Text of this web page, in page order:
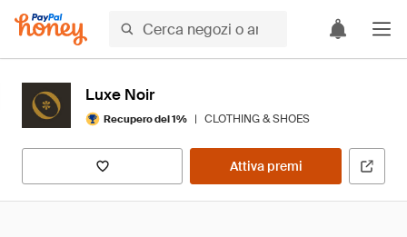
Luxe Noir
Recupero del 1% | CLOTHING & SHOES
Attiva premi